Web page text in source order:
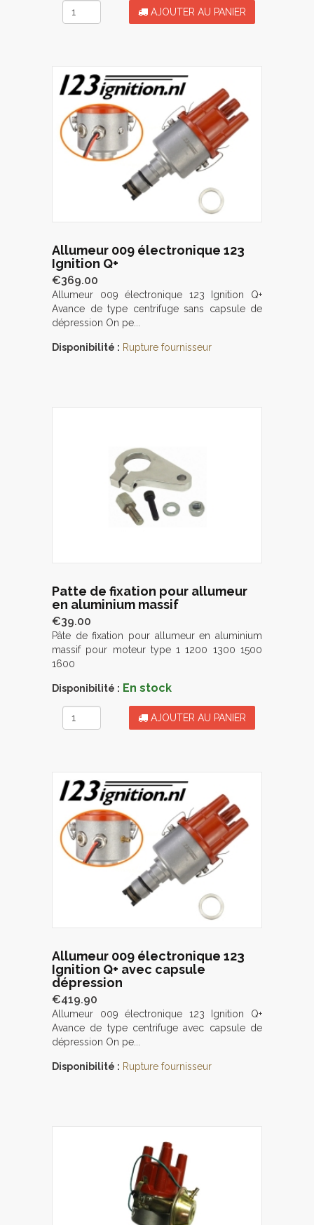
AJOUTER AU PANIER
Allumeur 009 électronique 123
Ignition Q+
€369.00
Allumeur 009 électronique 123 Ignition Q+
Avance de type centrifuge sans capsule de
dépression On pe...
Disponibilité : Rupture fournisseur
Patte de fixation pour allumeur
en aluminium massif
€39.00
Pâte de fixation pour allumeur en aluminium
massif pour moteur type 1 1200 1300 1500
1600
Disponibilité : En stock
AJOUTER AU PANIER
Allumeur 009 électronique 123
Ignition Q+ avec capsule
dépression
€419.90
Allumeur 009 électronique 123 Ignition Q+
Avance de type centrifuge avec capsule de
dépression On pe...
Disponibilité : Rupture fournisseur